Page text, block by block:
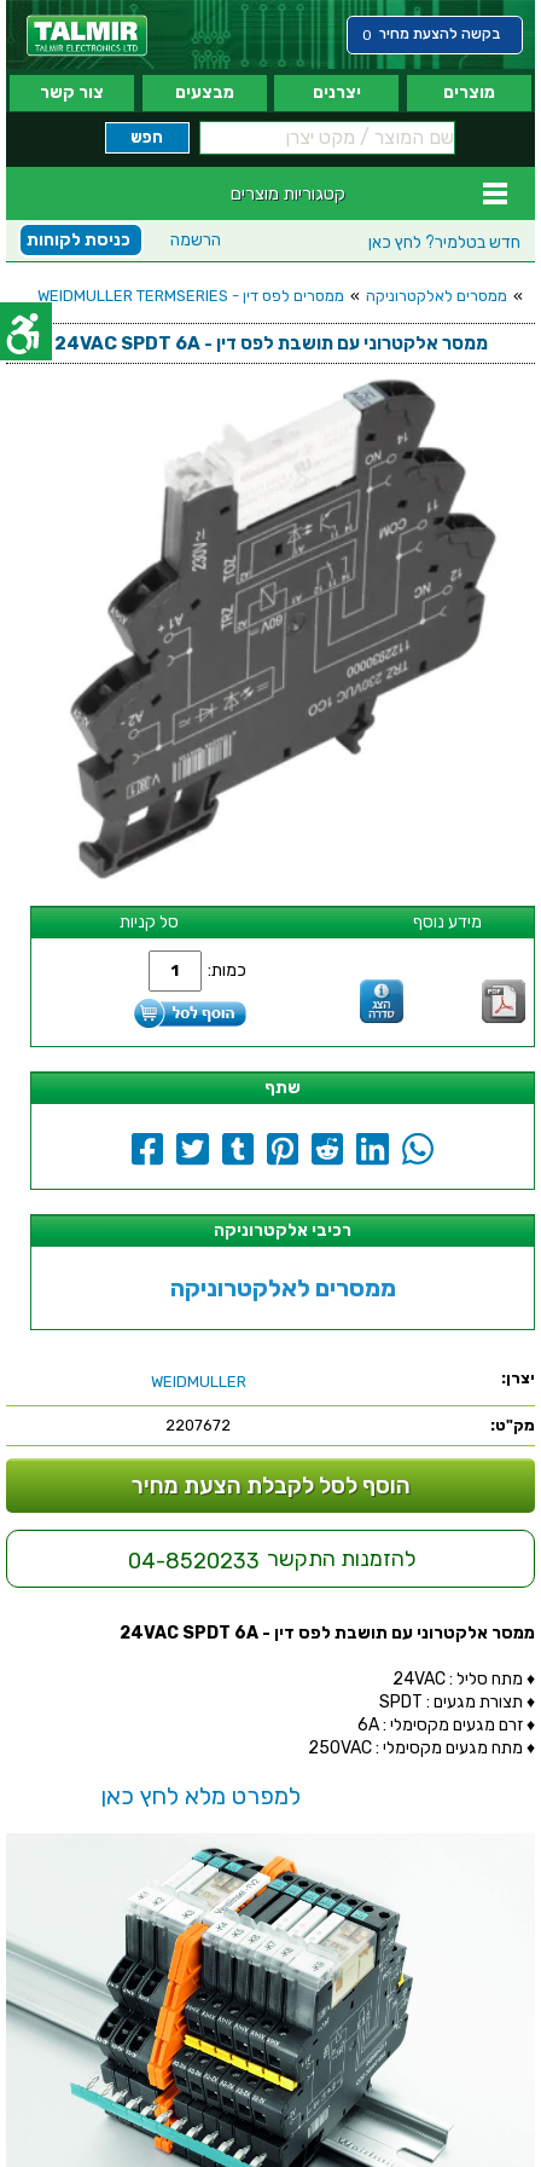
בקשה להצעת מחיר 0
מוצרים יצרנים מבצעים צור קשר
קטגוריות מוצרים
חדש בטלמיר? לחץ כאן כניסת לקוחות הרשמה
» ממסרים לאלקטרוניקה » ממסרים לפס דין - WEIDMULLER TERMSERIES
ממסר אלקטרוני עם תושבת לפס דין - 24VAC SPDT 6A
סל קניות מידע נוסף
כמות:
שתף
רכיבי אלקטרוניקה
ממסרים לאלקטרוניקה
יצרן: WEIDMULLER
מק"ט: 2207672
הוסף לסל לקבלת הצעת מחיר
להזמנות התקשר 04-8520233
ממסר אלקטרוני עם תושבת לפס דין - 24VAC SPDT 6A
♦ מתח סליל : 24VAC
♦ תצורת מגעים : SPDT
♦ זרם מגעים מקסימלי : 6A
♦ מתח מגעים מקסימלי : 250VAC
למפרט מלא לחץ כאן